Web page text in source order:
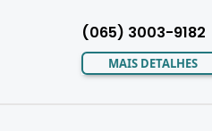
(065) 3003-9182
MAIS DETALHES